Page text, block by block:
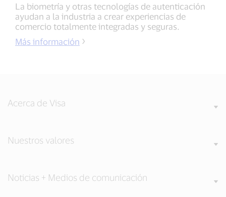
La biometría y otras tecnologías de autenticación
ayudan a la industria a crear experiencias de
comercio totalmente integradas y seguras.
Más información
Acerca de Visa
Nuestros valores
Noticias + Medios de comunicación